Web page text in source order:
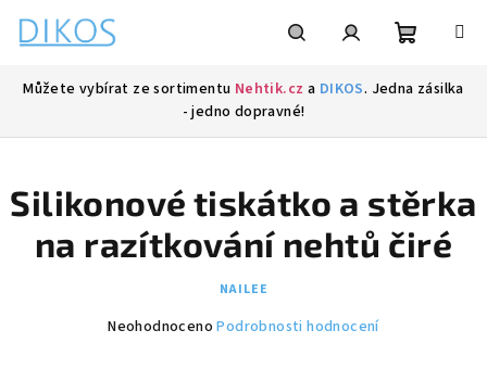
obsah
Můžete vybírat ze sortimentu Nehtik.cz a DIKOS. Jedna zásilka
- jedno dopravné!
Silikonové tiskátko a stěrka
na razítkování nehtů čiré
NAILEE
Průměrné
Neohodnoceno Podrobnosti hodnocení